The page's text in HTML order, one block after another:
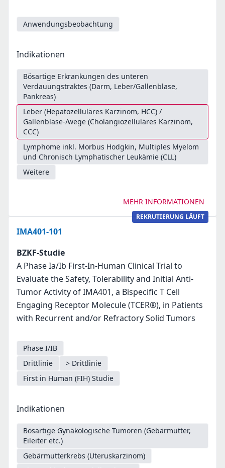
Anwendungsbeobachtung
Indikationen
Bösartige Erkrankungen des unteren
Verdauungstraktes (Darm, Leber/Gallenblase,
Pankreas)
Leber (Hepatozelluläres Karzinom, HCC) /
Gallenblase-/wege (Cholangiozelluläres Karzinom,
CCC)
Lymphome inkl. Morbus Hodgkin, Multiples Myelom
und Chronisch Lymphatischer Leukämie (CLL)
Weitere
MEHR INFORMATIONEN
REKRUTIERUNG LÄUFT
IMA401-101
BZKF-Studie
A Phase Ia/Ib First-In-Human Clinical Trial to
Evaluate the Safety, Tolerability and Initial Anti-
Tumor Activity of IMA401, a Bispecific T Cell
Engaging Receptor Molecule (TCER®), in Patients
with Recurrent and/or Refractory Solid Tumors
Phase I/IB
Drittlinie
> Drittlinie
First in Human (FIH) Studie
Indikationen
Bösartige Gynäkologische Tumoren (Gebärmutter,
Eileiter etc.)
Gebärmutterkrebs (Uteruskarzinom)